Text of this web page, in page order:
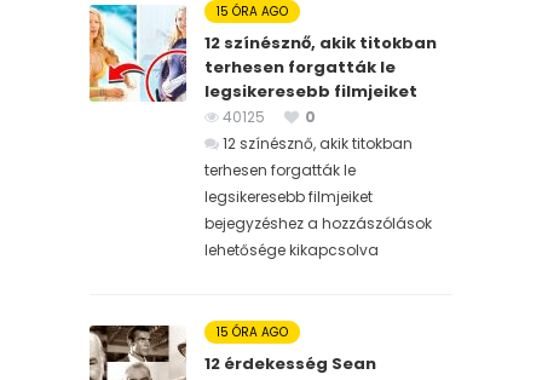
15 ÓRA AGO
12 színésznő, akik titokban
terhesen forgatták le
legsikeresebb filmjeiket
40125
0
12 színésznő, akik titokban
terhesen forgatták le
legsikeresebb filmjeiket
bejegyzéshez a hozzászólások
lehetősége kikapcsolva
15 ÓRA AGO
12 érdekesség Sean